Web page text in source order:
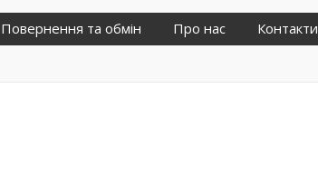
Повернення та обмін Про нас Контакти